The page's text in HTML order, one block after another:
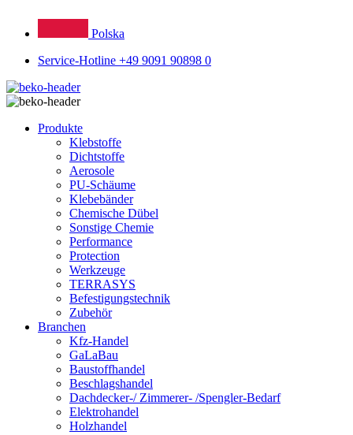
Polska
Service-Hotline +49 9091 90898 0
Produkte
Klebstoffe
Dichtstoffe
Aerosole
PU-Schäume
Klebebänder
Chemische Dübel
Sonstige Chemie
Performance
Protection
Werkzeuge
TERRASYS
Befestigungstechnik
Zubehör
Branchen
Kfz-Handel
GaLaBau
Baustoffhandel
Beschlagshandel
Dachdecker-/ Zimmerer- /Spengler-Bedarf
Elektrohandel
Holzhandel